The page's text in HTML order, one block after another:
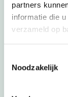
partners
informatie die
verzameld op
Noodzakelijk